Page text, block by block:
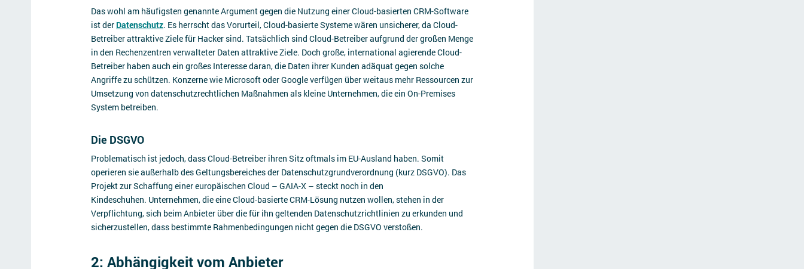
Das wohl am häufigsten genannte Argument gegen die Nutzung einer Cloud-basierten CRM-Software
ist der Datenschutz. Es herrscht das Vorurteil, Cloud-basierte Systeme wären unsicherer, da Cloud-
Betreiber attraktive Ziele für Hacker sind. Tatsächlich sind Cloud-Betreiber aufgrund der großen Menge
in den Rechenzentren verwalteter Daten attraktive Ziele. Doch große, international agierende Cloud-
Betreiber haben auch ein großes Interesse daran, die Daten ihrer Kunden adäquat gegen solche
Angriffe zu schützen. Konzerne wie Microsoft oder Google verfügen über weitaus mehr Ressourcen zur
Umsetzung von datenschutzrechtlichen Maßnahmen als kleine Unternehmen, die ein On-Premises
System betreiben.
Die DSGVO
Problematisch ist jedoch, dass Cloud-Betreiber ihren Sitz oftmals im EU-Ausland haben. Somit
operieren sie außerhalb des Geltungsbereiches der Datenschutzgrundverordnung (kurz DSGVO). Das
Projekt zur Schaffung einer europäischen Cloud – GAIA-X – steckt noch in den
Kindeschuhen. Unternehmen, die eine Cloud-basierte CRM-Lösung nutzen wollen, stehen in der
Verpflichtung, sich beim Anbieter über die für ihn geltenden Datenschutzrichtlinien zu erkunden und
sicherzustellen, dass bestimmte Rahmenbedingungen nicht gegen die DSGVO verstoßen.
2: Abhängigkeit vom Anbieter